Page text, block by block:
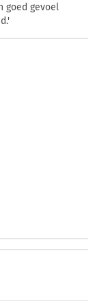
goed gevoel